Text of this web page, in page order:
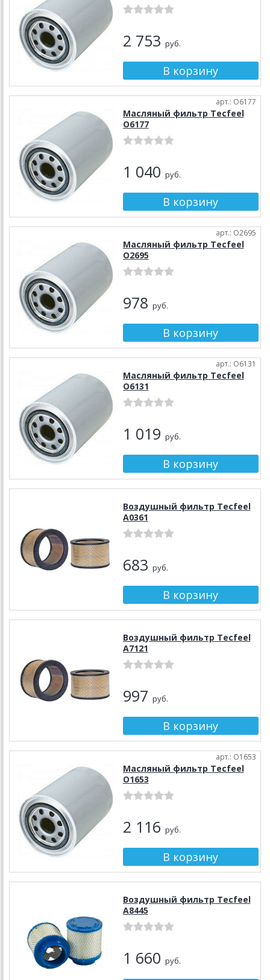
2 753 руб.
арт.: О6177
Масляный фильтр Tecfeel
О6177
1 040 руб.
арт.: О2695
Масляный фильтр Tecfeel
О2695
978 руб.
арт.: О6131
Масляный фильтр Tecfeel
О6131
1 019 руб.
Воздушный фильтр Tecfeel
А0361
683 руб.
Воздушный фильтр Tecfeel
А7121
997 руб.
арт.: О1653
Масляный фильтр Tecfeel
О1653
2 116 руб.
Воздушный фильтр Tecfeel
А8445
1 660 руб.